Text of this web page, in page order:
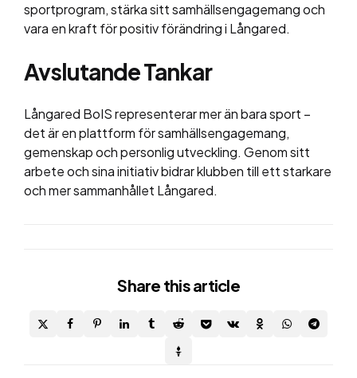
sportprogram, stärka sitt samhällsengagemang och
vara en kraft för positiv förändring i Långared.
Avslutande Tankar
Långared BoIS representerar mer än bara sport –
det är en plattform för samhällsengagemang,
gemenskap och personlig utveckling. Genom sitt
arbete och sina initiativ bidrar klubben till ett starkare
och mer sammanhållet Långared.
Share this article